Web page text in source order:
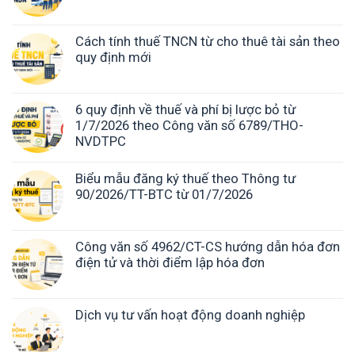
Cách tính thuế TNCN từ cho thuê tài sản theo
quy định mới
6 quy định về thuế và phí bị lược bỏ từ
1/7/2026 theo Công văn số 6789/THO-
NVDTPC
Biểu mẫu đăng ký thuế theo Thông tư
90/2026/TT-BTC từ 01/7/2026
Công văn số 4962/CT-CS hướng dẫn hóa đơn
điện tử và thời điểm lập hóa đơn
Dịch vụ tư vấn hoạt động doanh nghiệp